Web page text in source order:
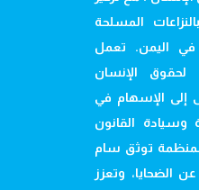
المسلحة
في اليمن. تعمل
لحقوق الإنسان
إلى الإسهام في
وسيادة القانون
المنظمة توثق سام
الضحايا، وتعزز